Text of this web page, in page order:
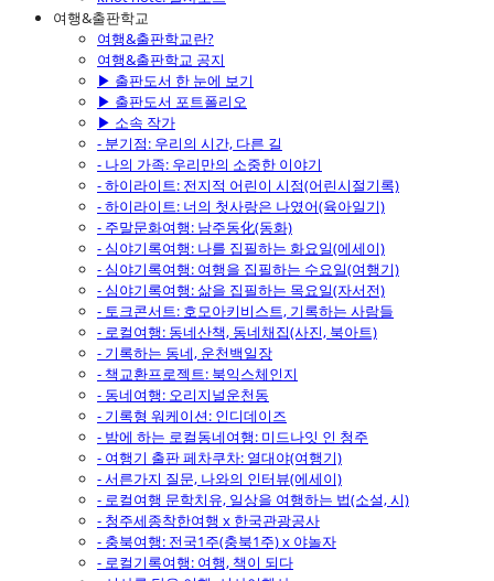
여행&출판학교
여행&출판학교란?
여행&출판학교 공지
▶ 출판도서 한 눈에 보기
▶ 출판도서 포트폴리오
▶ 소속 작가
- 분기점: 우리의 시간, 다른 길
- 나의 가족: 우리만의 소중한 이야기
- 하이라이트: 전지적 어린이 시점(어린시절기록)
- 하이라이트: 너의 첫사랑은 나였어(육아일기)
- 주말문화여행: 남주동化(동화)
- 심야기록여행: 나를 집필하는 화요일(에세이)
- 심야기록여행: 여행을 집필하는 수요일(여행기)
- 심야기록여행: 삶을 집필하는 목요일(자서전)
- 토크콘서트: 호모아키비스트, 기록하는 사람들
- 로컬여행: 동네산책, 동네채집(사진, 북아트)
- 기록하는 동네, 운천백일장
- 책교환프로젝트: 북익스체인지
- 동네여행: 오리지널운천동
- 기록형 워케이션: 인디데이즈
- 밤에 하는 로컬동네여행: 미드나잇 인 청주
- 여행기 출판 페차쿠차: 열대야(여행기)
- 서른가지 질문, 나와의 인터뷰(에세이)
- 로컬여행 문학치유, 일상을 여행하는 법(소설, 시)
- 청주세종착한여행 x 한국관광공사
- 충북여행: 전국1주(충북1주) x 야놀자
- 로컬기록여행: 여행, 책이 되다